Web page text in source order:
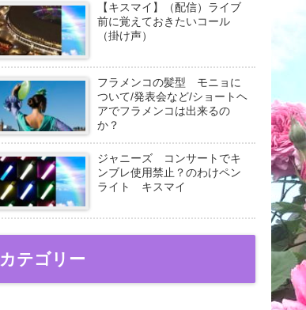
【キスマイ】（配信）ライブ
前に覚えておきたいコール
（掛け声）
フラメンコの髪型 モニョに
ついて/発表会など/ショートヘ
アでフラメンコは出来るの
か？
ジャニーズ コンサートでキ
ンブレ使用禁止？のわけペン
ライト キスマイ
カテゴリー